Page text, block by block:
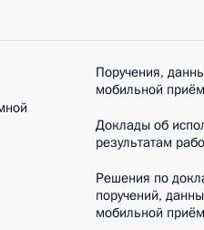
Поручения,
мобильной
Доклады об
результатам
Решения по
поручений,
мобильной